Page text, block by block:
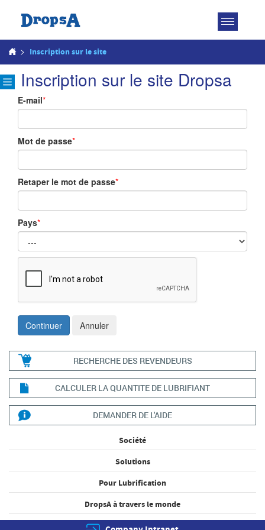
Toggle
> Inscription sur le site
Inscription sur le site Dropsa
E-mail*
Mot de passe*
Retaper le mot de passe*
Pays*
RECHERCHE DES REVENDEURS
CALCULER LA QUANTITE DE LUBRIFIANT
DEMANDER DE L'AIDE
Société
Solutions
Pour Lubrification
DropsA à travers le monde